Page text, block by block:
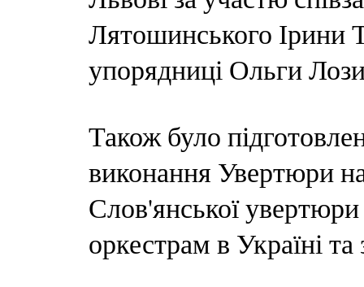
Лятошинського Ірини
упорядниці Ольги
Також було
виконання Увертюри
Слов'янської
оркестрам в Україні